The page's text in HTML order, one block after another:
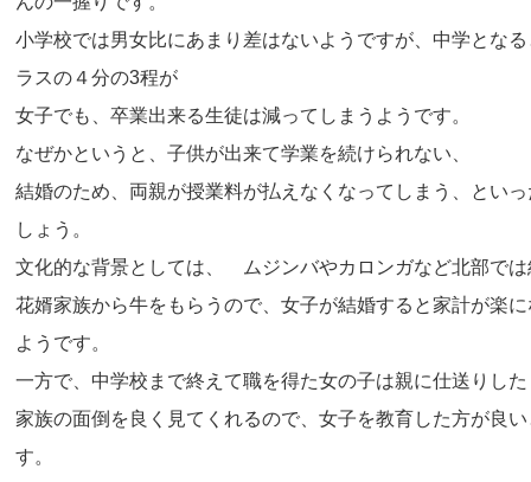
小学校では男女比にあまり差はないようですが、中学とな
ラスの４分の3程が
女子でも、卒業出来る生徒は減ってしまうようです。
なぜかというと、子供が出来て学業を続けられない、
結婚のため、両親が授業料が払えなくなってしまう、とい
しょう。
文化的な背景としては、 ムジンバやカロンガなど北部で
花婿家族から牛をもらうので、女子が結婚すると家計が楽
ようです。
一方で、中学校まで終えて職を得た女の子は親に仕送りし
家族の面倒を良く見てくれるので、女子を教育した方が良
す。